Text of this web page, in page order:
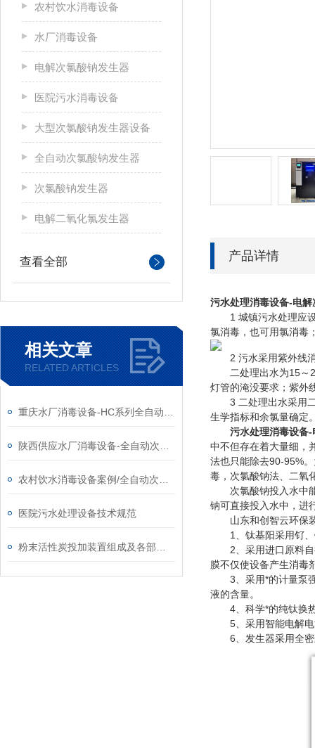
农村饮水消毒设备
水厂消毒设备
电解次氯酸钠发生器
医院污水消毒设备
大型次氯酸钠发生器设备
全自动次氯酸钠发生器
次氯酸钠发生器
电解二氧化氯发生器
查看全部
相关文章
RELATED ARTICLES
医院污水处理设备技术规范
产品详情
污水处理消毒设备-电
1 城镇污水处理应设
氯消毒，也可用氯消毒
2 污水采用紫外线消
二处理出水为15～
灯管的淹没要求；紫外
3 二处理出水采用二
生学指标和余氯量确定
污水处理消毒设备
中不但存在着大量细，
法也只能除去90-95%
毒，次氯酸钠法、二氧
次氯酸钠投入水中能
钠可直接投入水中，进
山东和创智云环保装
1、钛基阳采用钌、
2、采用进口原料自
膜不仅使设备产生消毒
3、采用*的计量泵强
液的含量。
4、科学*的纯钛换热
5、采用智能电解电
6、发生器采用全密